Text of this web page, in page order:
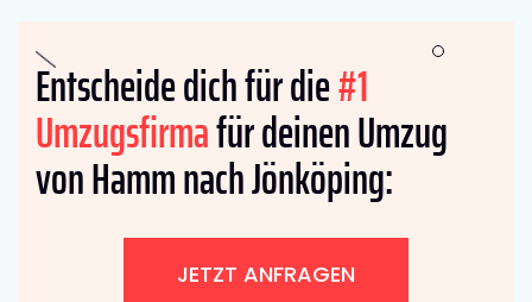
Entscheide dich für die#1
Umzugsfirmafür deinen Umzug
von Hamm nach Jönköping:
JETZT ANFRAGEN